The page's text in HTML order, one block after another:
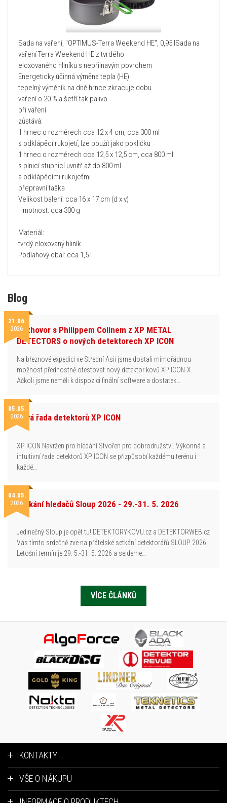
Sada na vaření, "OPTIMUS-Terra Weekend HE", 0,95 lSada na
vaření Terra Weekend HE z tvrdého
eloxovaného hliníku s nepřilnavým povrchem
Energeticky účinná výměna tepla (HE)
tepelný výměník na dně hrnce zkracuje dobu
vaření o 20 % a šetří tak palivo
při vaření
zůstává:
1 hrnec o rozměrech cca 12 x 4 cm, cca 300 ml
s odklápěcí rukojetí, lze použít jako pokličku
1 hrnec o rozměrech cca 12,5 x 12,5 cm, cca 800 ml
s plnicí stupnicí uvnitř až do 800 ml
a odklápěcími rukojeťmi
přepravní taška
Velikost balení: cca 16 x 17 cm (d x v)
Hmotnost: cca 300 g
Materiál:
tvrdý eloxovaný hliník
Podlahový obal: cca 1,5 l
Blog
21.06.
2026Rozhovor s Philippem Colinem z XP METAL
DETECTORS o nových detektorech XP ICON
Na březnové expedici ve Střední Asii jsme dostali mimořádnou
možnost přednostně otestovat nový detektor kovů XP ICON-X.
Ačkoli jsme neměli k dispozici finální software a dostatek…
05.05.
2026Nová řada detektorů XP ICON
XP ICON Navržen pro hledání.Stvořen pro dobrodružství. Výkonná a
intuitivní řada detektorů XP ICON se přizpůsobí každému terénu i
každé…
04.05.
2026Setkání hledačů Sloup 2026 - 29.-31. 5. 2026
Jedinečný Sloup je opět tu! DETEKTORYKOVU.cz a DETEKTORWEB.cz
Vás tímto srdečně zve na přátelské setkání detektorářů SLOUP 2026.
Letošní termín je 29. 5.-31. 5. 2026 a sejdeme…
VÍCE ČLÁNKŮ
KONTAKTY
VŠE O NÁKUPU